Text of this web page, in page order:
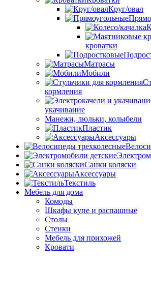
Круг/овал
кроватки
Матрасы
Мобили
кормления
укачивание
Манежи, люльки, колыбели
Пластик
Аксессуары
Санки коляски
Аксессуары
Текстиль
Мебель для дома
Комоды
Шкафы купе и распашные
Столы
Стенки
Мебель для прихожей
Кровати